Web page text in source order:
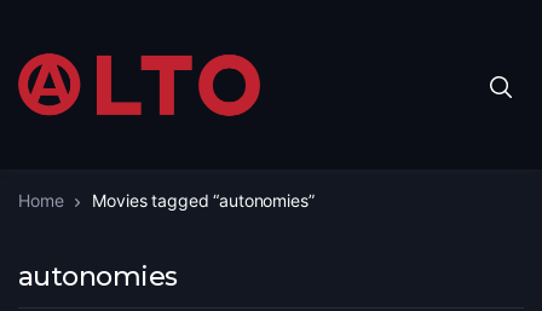
Home Movies tagged “autonomies”
autonomies